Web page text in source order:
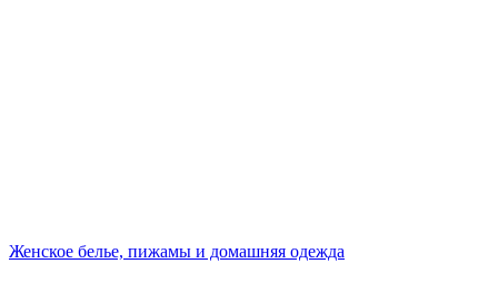
Женское белье, пижамы и домашняя одежда